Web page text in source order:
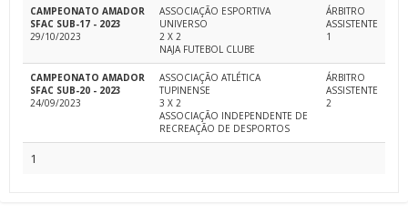
CAMPEONATO AMADOR
SFAC SUB-17 - 2023
29/10/2023
ASSOCIAÇÃO ESPORTIVA
UNIVERSO
2 X 2
NAJA FUTEBOL CLUBE
ÁRBITRO
ASSISTENTE
1
CAMPEONATO AMADOR
SFAC SUB-20 - 2023
24/09/2023
ASSOCIAÇÃO ATLÉTICA
TUPINENSE
3 X 2
ASSOCIAÇÃO INDEPENDENTE DE
RECREAÇÃO DE DESPORTOS
ÁRBITRO
ASSISTENTE
2
1